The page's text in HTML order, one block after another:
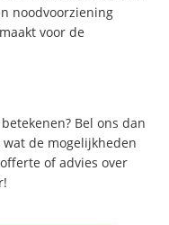
noodvoorziening
voor de
Bel ons dan
de mogelijkheden
offerte of advies over